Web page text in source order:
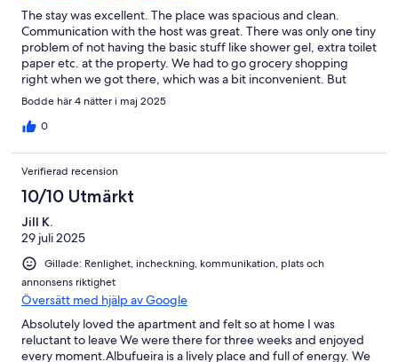
The stay was excellent. The place was spacious and clean.
Communication with the host was great. There was only one tiny
problem of not having the basic stuff like shower gel, extra toilet
paper etc. at the property. We had to go grocery shopping
right when we got there, which was a bit inconvenient. But
otherwise, it was an amazing and comfortable stay :)
Bodde här 4 nätter i maj 2025
0
Verifierad recension
10/10 Utmärkt
Jill K.
29 juli 2025
Gillade: Renlighet, incheckning, kommunikation, plats och
annonsens riktighet
Översätt med hjälp av Google
Absolutely loved the apartment and felt so at home I was
reluctant to leave We were there for three weeks and enjoyed
every moment.Albufueira is a lively place and full of energy. We